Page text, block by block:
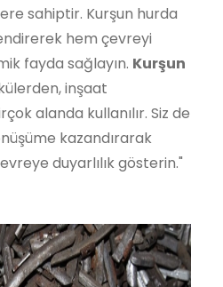
sahiptir. Kurşun hurda
hem çevreyi
fayda sağlayın. Kurşun
inşaat
alanda kullanılır. Siz de
kazandırarak
duyarlılık gösterin."